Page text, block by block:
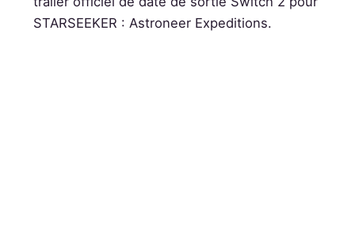
STARSEEKER : Astroneer Expeditions.